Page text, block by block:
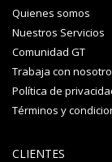
Quienes somos
Nuestros Servicios
Comunidad GT
Trabaja con
Política de
Términos y
CLIENTES